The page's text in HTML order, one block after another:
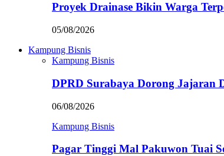
Proyek Drainase Bikin Warga
05/08/2026
Kampung Bisnis
Kampung Bisnis
DPRD Surabaya Dorong Jajaran
06/08/2026
Kampung Bisnis
Pagar Tinggi Mal Pakuwon Tuai